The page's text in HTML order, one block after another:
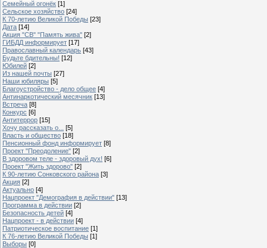
Семейный огонёк [1]
Сельское хозяйство [24]
К 70-летию Великой Победы [23]
Дата [14]
Акция "СВ" "Память жива" [2]
ГИБДД информирует [17]
Православный календарь [43]
Будьте бдительны! [12]
Юбилей [2]
Из нашей почты [27]
Наши юбиляры [5]
Благоустройство - дело общее [4]
Антинаркотический месячник [13]
Встреча [8]
Конкурс [6]
Антитеррор [15]
Хочу рассказать о...
[5]
Власть и общество [18]
Пенсионный фонд информирует [8]
Проект "Преодоление" [2]
В здоровом теле - здоровый дух! [6]
Проект "Жить здорово" [2]
К 90-летию Сонковского района [3]
Акция [2]
Актуально [4]
Нацпроект "Демография в действии" [13]
Программа в действии [2]
Безопасность детей [4]
Нацпроект - в действии [4]
Патриотическое воспитание [1]
К 76-летию Великой Победы [1]
Выборы [0]